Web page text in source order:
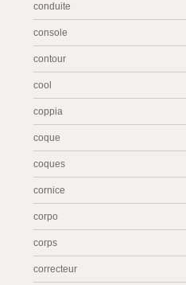
conduite
console
contour
cool
coppia
coque
coques
cornice
corpo
corps
correcteur